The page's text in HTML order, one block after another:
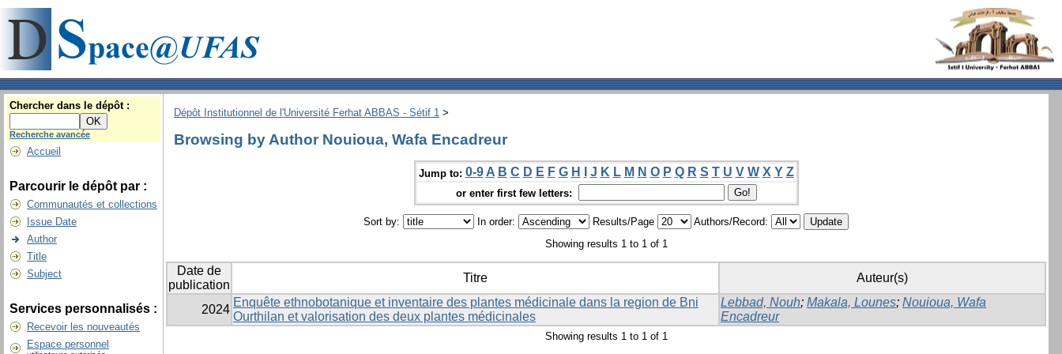
Chercher dans le dépôt :
Recherche avancée
Accueil
Parcourir le dépôt par :
Communautés et collections
Issue Date
Author
Title
Subject
Services personnalisés :
Recevoir les nouveautés
Espace personnel
Dépôt Institutionnel de l'Université Ferhat ABBAS - Sétif 1 >
Browsing by Author Nouioua, Wafa Encadreur
Jump to: 0-9 A B C D E F G H J K L M N O P Q R S T U V W X Y Z
or enter first few letters:
Sort by: In order: Results/Page
Authors/Record:
Showing results 1 to 1 of 1
Date de
publication
Titre Auteur(s)
2024
Enquête ethnobotanique et inventaire des plantes médicinale dans la region de Bni
Ourthilan et valorisation des deux plantes médicinales
Lebbad, Nouh; Makala, Lounes; Nouioua, Wafa
Encadreur
Showing results 1 to 1 of 1